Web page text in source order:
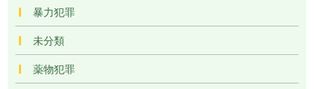
暴力犯罪
未分類
薬物犯罪